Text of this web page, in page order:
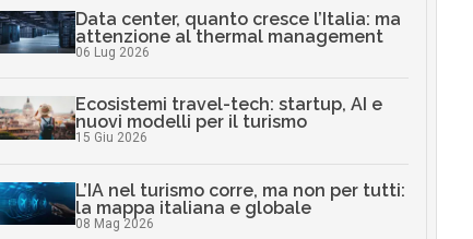
Data center, quanto cresce l’Italia: ma
attenzione al thermal management
06 Lug 2026
Ecosistemi travel-tech: startup, AI e
nuovi modelli per il turismo
15 Giu 2026
L’IA nel turismo corre, ma non per tutti:
la mappa italiana e globale
08 Mag 2026